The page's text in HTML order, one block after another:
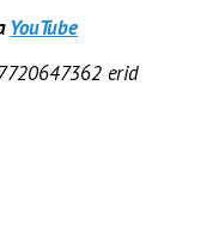
YouTube
erid